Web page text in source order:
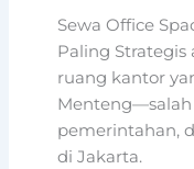
Sewa Office
Paling Strategis
ruang kantor
Menteng—salah
pemerintahan,
di Jakarta.